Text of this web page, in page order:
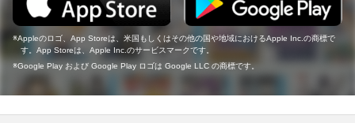
Appleのロゴ、App Storeは、米国もしくはその他の国や地域におけるApple Inc.の商標で
す。App Storeは、Apple Inc.のサービスマークです。
Google Play および Google Play ロゴは Google LLC の商標です。